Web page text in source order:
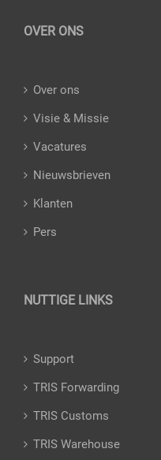
OVER ONS
Over ons
Visie & Missie
Vacatures
Nieuwsbrieven
Klanten
Pers
NUTTIGE LINKS
Support
TRIS Forwarding
TRIS Customs
TRIS Warehouse